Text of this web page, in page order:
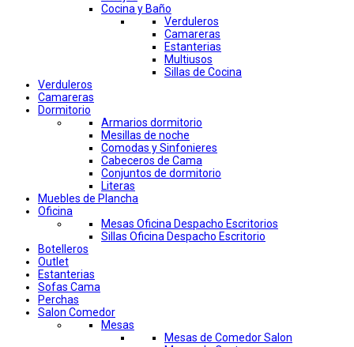
Cocina y Baño
Verduleros
Camareras
Estanterias
Multiusos
Sillas de Cocina
Verduleros
Camareras
Dormitorio
Armarios dormitorio
Mesillas de noche
Comodas y Sinfonieres
Cabeceros de Cama
Conjuntos de dormitorio
Literas
Muebles de Plancha
Oficina
Mesas Oficina Despacho Escritorios
Sillas Oficina Despacho Escritorio
Botelleros
Outlet
Estanterias
Sofas Cama
Perchas
Salon Comedor
Mesas
Mesas de Comedor Salon